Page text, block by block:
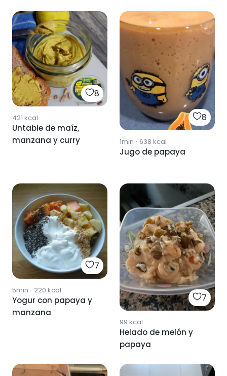
8
421 kcal
Untable de maíz,
manzana y curry
8
1min · 638 kcal
Jugo de papaya
7
5min · 220 kcal
Yogur con papaya y
manzana
7
99 kcal
Helado de melón y
papaya